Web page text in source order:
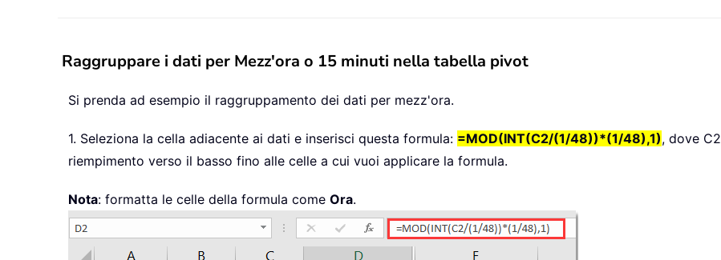
Raggruppare i dati per Mezz'ora o 15 minuti nella tabella pivot
Si prenda ad esempio il raggruppamento dei dati per mezz'ora.
1. Seleziona la cella adiacente ai dati e inserisci questa formula: =MOD(INT(C2/(1/48))*(1/48),1), dove
riempimento verso il basso fino alle celle a cui vuoi applicare la formula.
Nota: formatta le celle della formula come Ora.